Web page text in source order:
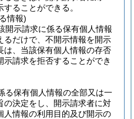
ることができる。
情報)
開示請求に係る保有個人情報
るだけで、不開示情報を開示
は、当該保有個人情報の存否
請求を拒否することができ
る保有個人情報の全部又は一
の決定をし、開示請求者に対
人情報の利用目的及び開示の